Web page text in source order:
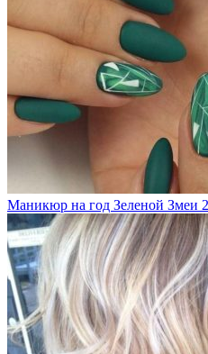
Маникюр на год Зеленой Змеи